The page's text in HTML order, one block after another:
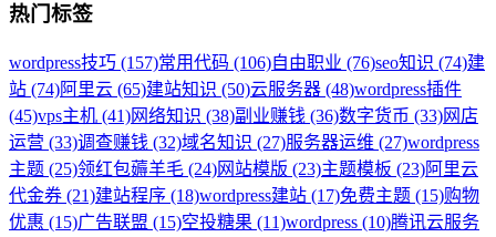
热门标签
wordpress技巧 (157)常用代码 (106)自由职业 (76)seo知识 (74)建
站 (74)阿里云 (65)建站知识 (50)云服务器 (48)wordpress插件
(45)vps主机 (41)网络知识 (38)副业赚钱 (36)数字货币 (33)网店
运营 (33)调查赚钱 (32)域名知识 (27)服务器运维 (27)wordpress
主题 (25)领红包薅羊毛 (24)网站模版 (23)主题模板 (23)阿里云
代金券 (21)建站程序 (18)wordpress建站 (17)免费主题 (15)购物
优惠 (15)广告联盟 (15)空投糖果 (11)wordpress (10)腾讯云服务